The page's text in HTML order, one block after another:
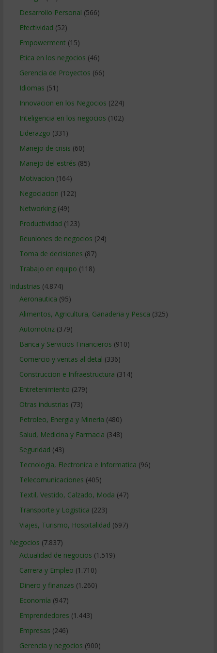
Desarrollo Personal (566)
Efectividad (52)
Empowerment (15)
Etica en los negocios (46)
Gerencia de Proyectos (66)
Idiomas (51)
Innovacion en los Negocios (224)
Inteligencia en los negocios (102)
Liderazgo (331)
Manejo de crisis (60)
Manejo del estrés (85)
Motivacion (164)
Negociacion (122)
Networking(49)
Productividad (123)
Reuniones de negocios (24)
Toma de decisiones (87)
Trabajo en equipo (118)
Industrias (4.874)
Aeronautica (95)
Alimentos, Agricultura, Ganaderia y Pesca (325)
Automotriz(379)
Banca y Servicios Financieros (910)
Comercio y ventas al detal (336)
Construccion e Infraestructura (314)
Entretenimiento (279)
Otras industrias (73)
Petroleo, Energia y Mineria (480)
Salud, Medicina y Farmacia (348)
Seguridad (43)
Tecnologia, Electronica e Informatica (96)
Telecomunicaciones (405)
Textil, Vestido, Calzado, Moda (47)
Transporte y Logistica (223)
Viajes, Turismo, Hospitalidad (697)
Negocios (7.837)
Actualidad de negocios (1.519)
Carrera y Empleo (1.710)
Dinero y finanzas (1.260)
Economía (947)
Emprendedores (1.443)
Empresas (246)
Gerencia y negocios (900)